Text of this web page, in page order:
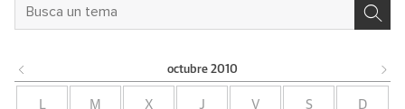
octubre 2010
L M X J V S D